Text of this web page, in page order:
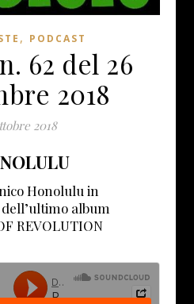
, PODCAST
62 del 26
2018
2018
Honolulu in
album
REVOLUTION